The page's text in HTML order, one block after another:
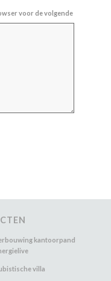
voor de volgende
kantoorpand
villa